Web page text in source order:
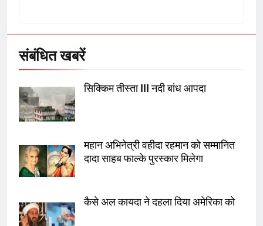
संबंधित खबरें
सिक्किम तीस्ता III नदी बांध आपदा
महान अभिनेत्री वहीदा रहमान को सम्मानित
दादा साहब फाल्के पुरस्कार मिलेगा
कैसे अल कायदा ने दहला दिया अमेरिका को
गाजा युद्धविराम को लेकर बड़ी खबरें
7
चुनाव से पहले लालू परिवार पर बड़ा झटका,
8